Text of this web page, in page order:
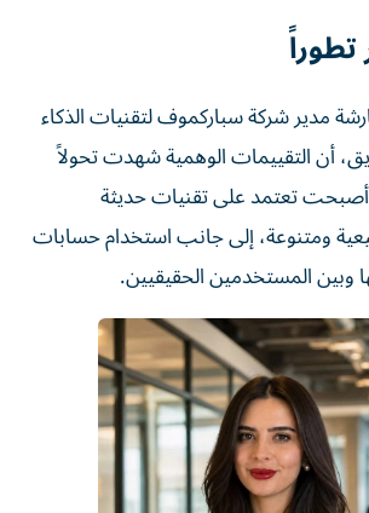
مدير شركة سباركموف لتقنيات الذكاء
أن التقييمات الوهمية شهدت تحولاً
أصبحت تعتمد على تقنيات حديثة
ومتنوعة، إلى جانب استخدام حسابات
وبين المستخدمين الحقيقيين.